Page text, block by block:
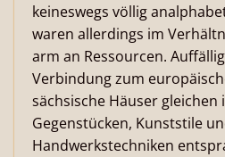
keineswegs völlig
waren allerdings im
arm an Ressourcen.
Verbindung zum
sächsische Häuser
Gegenstücken, Kunststile
Handwerkstechniken